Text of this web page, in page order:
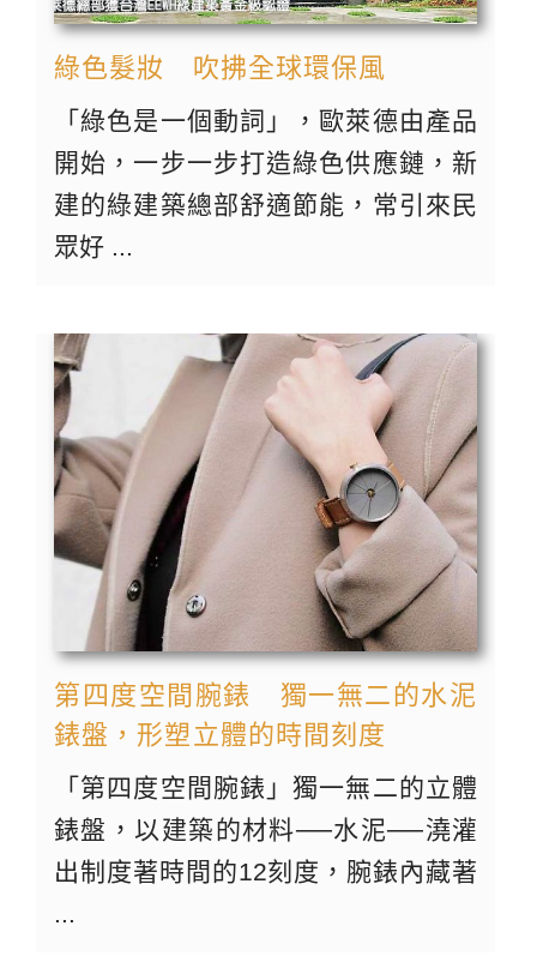
綠色髮妝 吹拂全球環保風
「綠色是一個動詞」，歐萊德由產品
開始，一步一步打造綠色供應鏈，新
建的綠建築總部舒適節能，常引來民
眾好 ...
第四度空間腕錶 獨一無二的水泥
錶盤，形塑立體的時間刻度
「第四度空間腕錶」獨一無二的立體
錶盤，以建築的材料──水泥──澆灌
出制度著時間的12刻度，腕錶內藏著
...